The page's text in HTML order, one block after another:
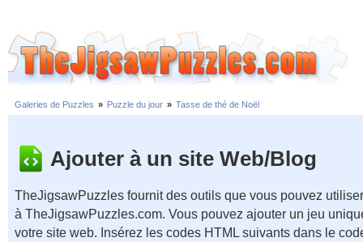
Galeries de Puzzles » Puzzle du jour » Tasse de thé de Noël
Ajouter à un site Web/Blog
TheJigsawPuzzles fournit des outils que vous pouvez
à TheJigsawPuzzles.com. Vous pouvez ajouter un jeu
votre site web. Insérez les codes HTML suivants dans le